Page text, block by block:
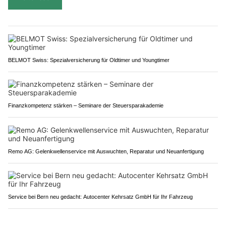
BELMOT Swiss: Spezialversicherung für Oldtimer und Youngtimer
Finanzkompetenz stärken – Seminare der Steuersparakademie
Remo AG: Gelenkwellenservice mit Auswuchten, Reparatur und Neuanfertigung
Service bei Bern neu gedacht: Autocenter Kehrsatz GmbH für Ihr Fahrzeug